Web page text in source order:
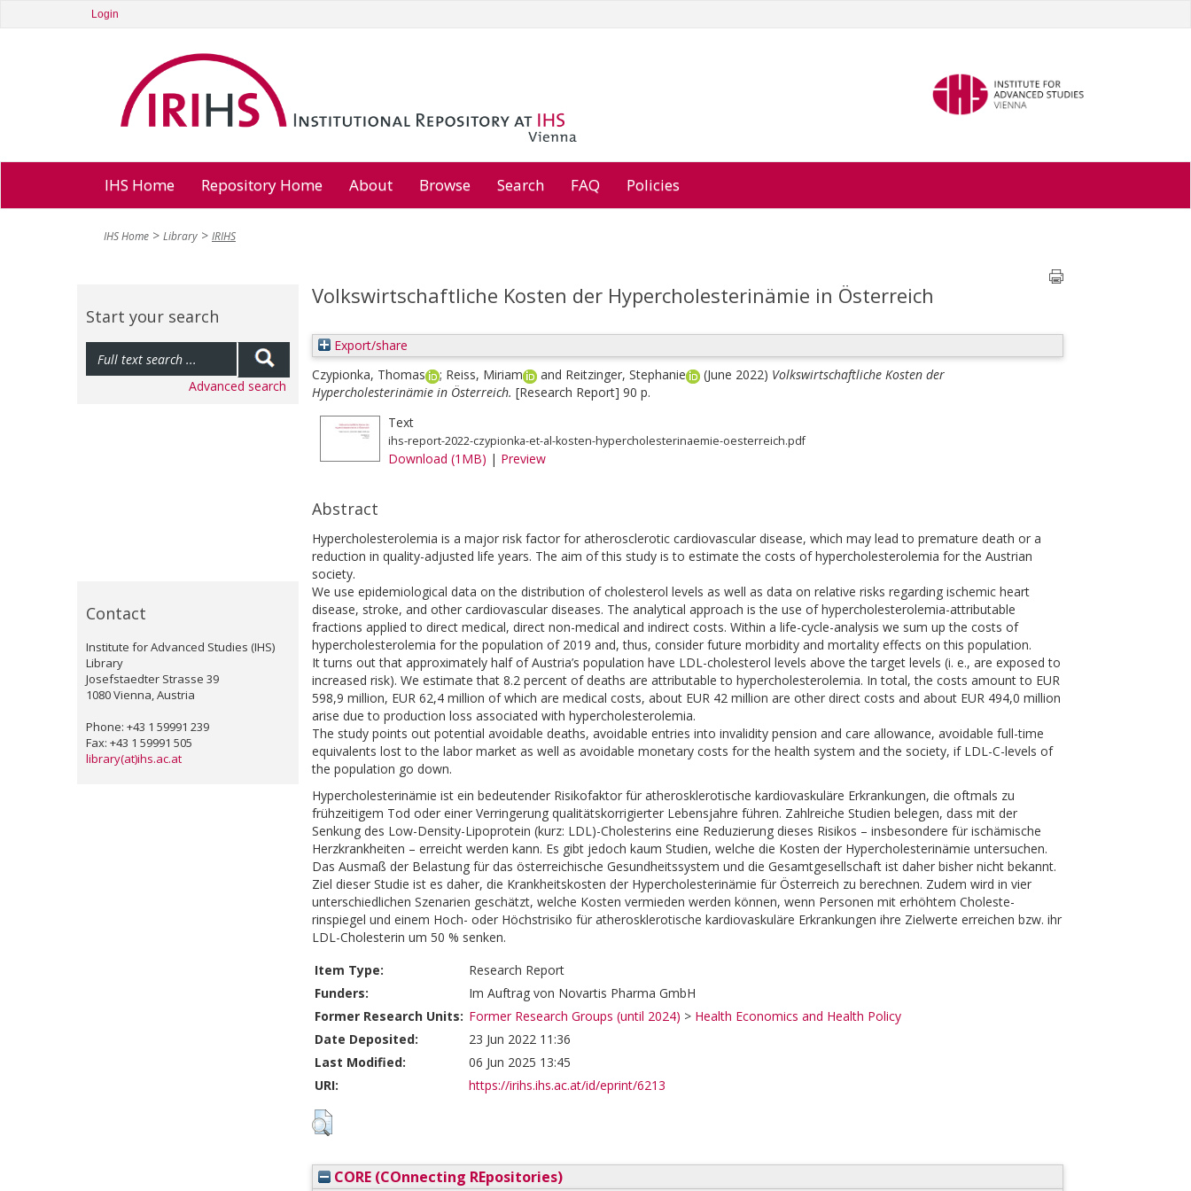
Login
IHS Home Repository Home About Browse Search FAQ Policies
IHS Home Library IRIHS
Start your search
Advanced search
Contact
Institute for Advanced Studies (IHS)
Library
Josefstaedter Strasse 39
1080 Vienna, Austria
Phone: +43 1 59991 239
Fax: +43 1 59991 505
library(at)ihs.ac.at
Volkswirtschaftliche Kosten der Hypercholesterinämie in Österreich
Export/share
Czypionka, Thomas
; Reiss, Miriam and Reitzinger, Stephanie (June 2022) Volkswirtschaftliche Kosten der
Hypercholesterinämie in Österreich. [Research Report] 90 p.
Text
ihs-report-2022-czypionka-et-al-kosten-hypercholesterinaemie-oesterreich.pdf
Download (1MB) | Preview
Abstract
Hypercholesterolemia is a major risk factor for atherosclerotic cardiovascular disease, which may lead to premature death or a
reduction in quality-adjusted life years. The aim of this study is to estimate the costs of hypercholesterolemia for the Austrian
society.
We use epidemiological data on the distribution of cholesterol levels as well as data on relative risks regarding ischemic heart
disease, stroke, and other cardiovascular diseases. The analytical approach is the use of hypercholesterolemia-attributable
fractions applied to direct medical, direct non-medical and indirect costs. Within a life-cycle-analysis we sum up the costs of
hypercholesterolemia for the population of 2019 and, thus, consider future morbidity and mortality effects on this population.
It turns out that approximately half of Austria’s population have LDL-cholesterol levels above the target levels (i. e., are exposed to
increased risk). We estimate that 8.2 percent of deaths are attributable to hypercholesterolemia. In total, the costs amount to EUR
598,9 million, EUR 62,4 million of which are medical costs, about EUR 42 million are other direct costs and about EUR 494,0 million
arise due to production loss associated with hypercholesterolemia.
The study points out potential avoidable deaths, avoidable entries into invalidity pension and care allowance, avoidable full-time
equivalents lost to the labor market as well as avoidable monetary costs for the health system and the society, if LDL-C-levels of
the population go down.
Hypercholesterinämie ist ein bedeutender Risikofaktor für atherosklerotische kardiovaskuläre Erkrankungen, die oftmals zu
frühzeitigem Tod oder einer Verringerung qualitätskorrigierter Lebensjahre führen. Zahlreiche Studien belegen, dass mit der
Senkung des Low-Density-Lipoprotein (kurz: LDL)-Cholesterins eine Reduzierung dieses Risikos – insbesondere für ischämische
Herzkrankheiten – erreicht werden kann. Es gibt jedoch kaum Studien, welche die Kosten der Hypercholesterinämie untersuchen.
Das Ausmaß der Belastung für das österreichische Gesundheitssystem und die Gesamtgesellschaft ist daher bisher nicht bekannt.
Ziel dieser Studie ist es daher, die Krankheitskosten der Hypercholesterinämie für Österreich zu berechnen. Zudem wird in vier
unterschiedlichen Szenarien geschätzt, welche Kosten vermieden werden können, wenn Personen mit erhöhtem Choleste-
rinspiegel und einem Hoch- oder Höchstrisiko für atherosklerotische kardiovaskuläre Erkrankungen ihre Zielwerte erreichen bzw. ihr
LDL-Cholesterin um 50 % senken.
Item Type:
Research Report
Funders:
Im Auftrag von Novartis Pharma GmbH
Former Research Units: Former Research Groups (until 2024) > Health Economics and Health Policy
Date Deposited:
23 Jun 2022 11:36
Last Modified:
06 Jun 2025 13:45
URI:
https://irihs.ihs.ac.at/id/eprint/6213
CORE (COnnecting REpositories)